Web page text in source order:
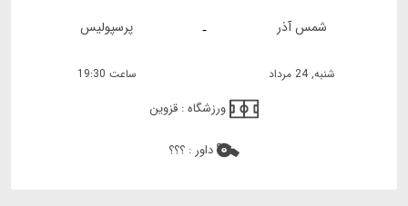
- شمس آذر پرسپولیس
شنبه, 24 مرداد ساعت 19:30
ورزشگاه : قزوین
داور : ؟؟؟